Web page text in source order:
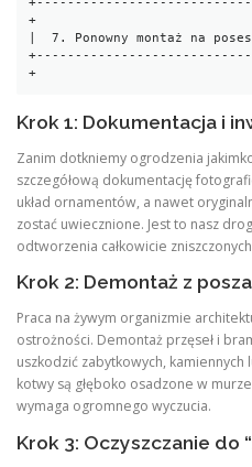
+
|  7. Ponowny montaż na
Krok 1: Dokumentacja i
Zanim dotkniemy ogrodzenia
szczegółową dokumentację
układ ornamentów, a nawet
zostać uwiecznione. Jest to nasz
odtworzenia całkowicie
Krok 2: Demontaż z
Praca na żywym organizmie
ostrożności. Demontaż przęseł i
uszkodzić zabytkowych, kamiennych
kotwy są głęboko osadzone w
wymaga ogromnego wyczucia.
Krok 3: Oczyszczanie do